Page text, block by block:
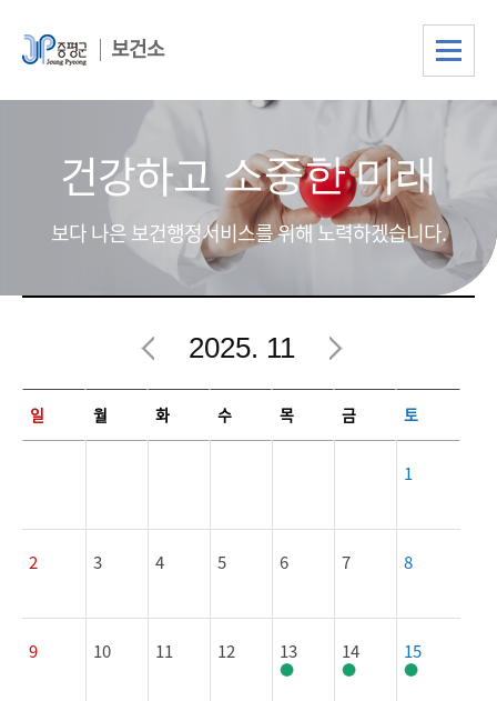
보건소
건강하고 소중한 미래
보다 나은 보건행정서비스를 위해 노력하겠습니다.
2025. 11
11월 행사일정
일
월 화 수 목 금 토
1
2 3 4 5 6 7 8
9 10 11 12 13 14 15